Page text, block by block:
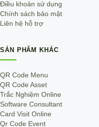
Điều khoản sử dụng
Chính sách bảo mật
Liên hệ hỗ trợ
SẢN PHẨM KHÁC
QR Code Menu
QR Code Asset
Trắc Nghiệm Online
Software Consultant
Card Visit Online
Qr Code Event